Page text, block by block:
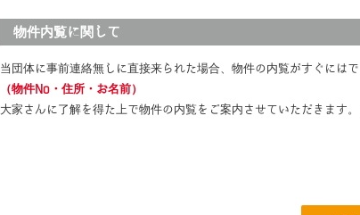
物件内覧に関して
当団体に事前連絡無しに直接来られた場合、物件の内覧がすぐには
（物件No・住所・お名前）
大家さんに了解を得た上で物件の内覧をご案内させていただきます